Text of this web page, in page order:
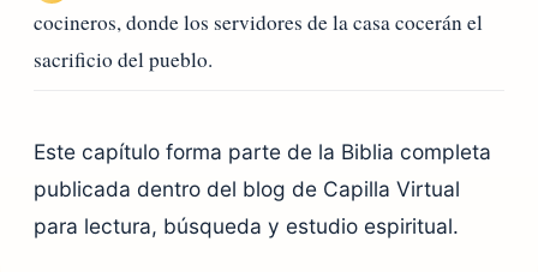
cocineros, donde los servidores de la casa cocerán el
sacrificio del pueblo.
Este capítulo forma parte de la Biblia completa
publicada dentro del blog de Capilla Virtual
para lectura, búsqueda y estudio espiritual.